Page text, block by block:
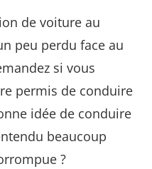
de voiture au
peu perdu face au
si vous
permis de conduire
idée de conduire
beaucoup
?